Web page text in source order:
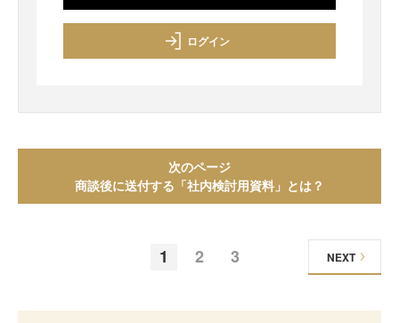
ログイン
次のページ
商談後に送付する「社内検討用資料」とは？
1 2 3 NEXT